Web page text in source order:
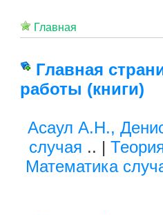
Главная
Главная
работы (книги)
Асаул А.Н.,
случая .. |
Математика